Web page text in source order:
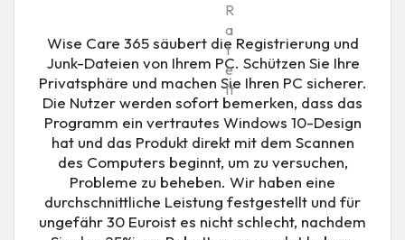
R
a
t
e
It
Wise Care 365 säubert die Registrierung und
Junk-Dateien von Ihrem PC. Schützen Sie Ihre
Privatsphäre und machen Sie Ihren PC sicherer.
Die Nutzer werden sofort bemerken, dass das
Programm ein vertrautes Windows 10-Design
hat und das Produkt direkt mit dem Scannen
des Computers beginnt, um zu versuchen,
Probleme zu beheben. Wir haben eine
durchschnittliche Leistung festgestellt und für
ungefähr 30 Euroist es nicht schlecht, nachdem